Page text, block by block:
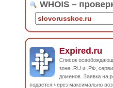
WHOIS –
Expired.ru
Список
зоне .RU и .РФ,
доменов. Заявка на
подается через максимально